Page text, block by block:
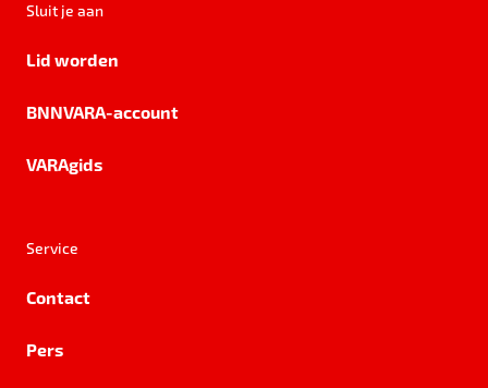
Sluit je aan
Lid worden
BNNVARA-account
VARAgids
Service
Contact
Pers